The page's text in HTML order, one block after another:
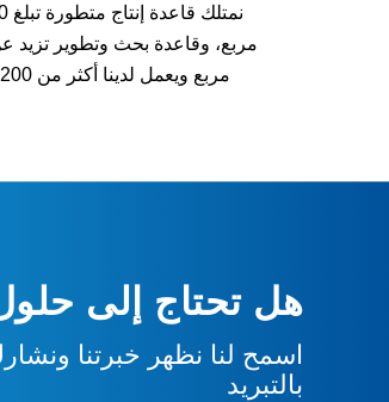
مربع ويعمل لدينا أكثر من 200 موظف.
هل تحتاج إلى حلول
اسمح لنا نظهر خبرتنا
بالتبريد